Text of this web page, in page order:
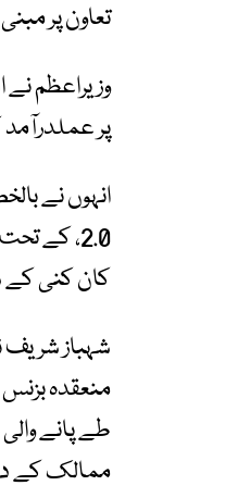
تعاون پر
وزیراعظم
پر
انہوں نے
2.0، کے
کان کنی کے
شہباز شریف
منعقدہ
طے پانے
ممالک کے